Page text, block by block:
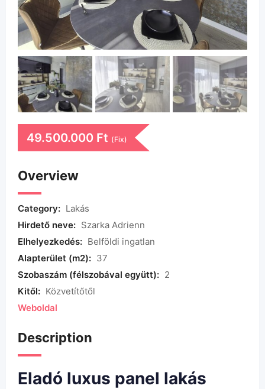
49.500.000 Ft (Fix)
Overview
Category: Lakás
Hirdető neve: Szarka Adrienn
Elhelyezkedés: Belföldi ingatlan
Alapterület (m2): 37
Szobaszám (félszobával együtt): 2
Kitől: Közvetítőtől
Weboldal
Description
Eladó luxus panel lakás